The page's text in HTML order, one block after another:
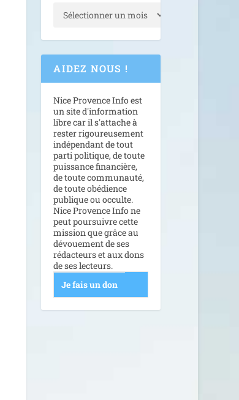
AIDEZ NOUS !
Nice Provence Info est
un site d'information
libre car il s'attache à
rester rigoureusement
indépendant de tout
parti politique, de toute
puissance financière,
de toute communauté,
de toute obédience
publique ou occulte.
Nice Provence Info ne
peut poursuivre cette
mission que grâce au
dévouement de ses
rédacteurs et aux dons
de ses lecteurs.
Je fais un don